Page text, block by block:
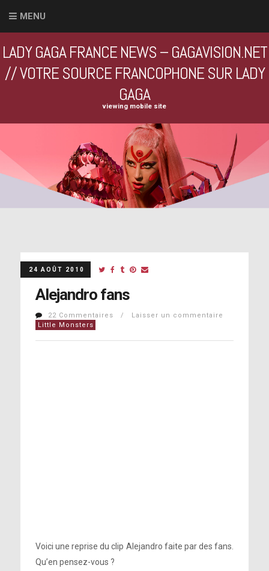
MENU
LADY GAGA FRANCE NEWS – GAGAVISION.NET
// VOTRE SOURCE FRANCOPHONE SUR LADY
GAGA
viewing mobile site
24 AOÛT 2010
Alejandro fans
22 Commentaires / Laisser un commentaire
Little Monsters
Voici une reprise du clip Alejandro faite par des fans.
Qu’en pensez-vous ?